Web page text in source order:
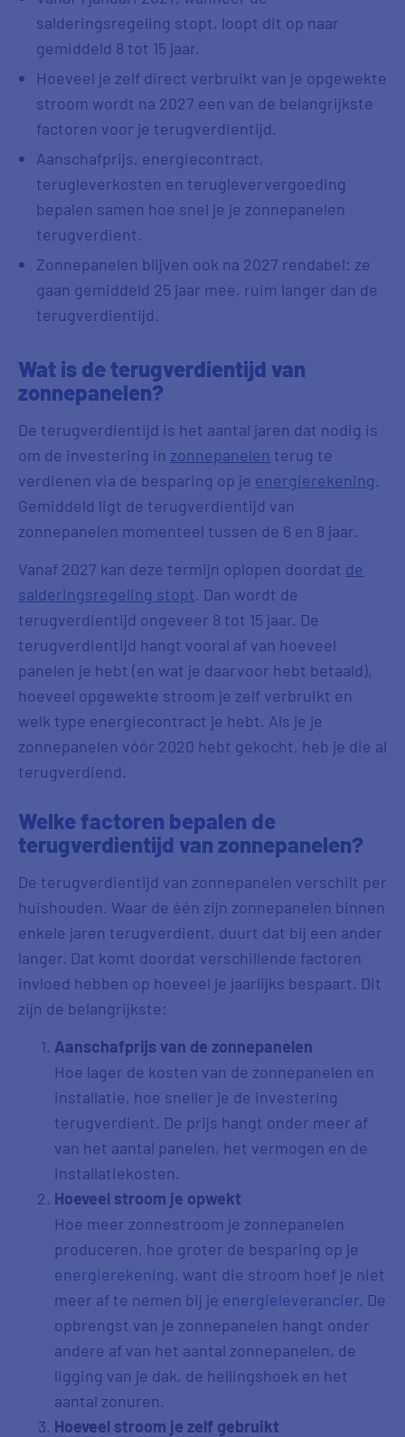
salderingsregeling stopt, loopt dit op naar
gemiddeld 8 tot 15 jaar.
Hoeveel je zelf direct verbruikt van je opgewekte
stroom wordt na 2027 een van de belangrijkste
factoren voor je terugverdientijd.
Aanschafprijs, energiecontract,
terugleverkosten en terugleververgoeding
bepalen samen hoe snel je je zonnepanelen
terugverdient.
Zonnepanelen blijven ook na 2027 rendabel: ze
gaan gemiddeld 25 jaar mee, ruim langer dan de
terugverdientijd.
Wat is de terugverdientijd van
zonnepanelen?
De terugverdientijd is het aantal jaren dat nodig is
om de investering in zonnepanelen terug te
verdienen via de besparing op je energierekening.
Gemiddeld ligt de terugverdientijd van
zonnepanelen momenteel tussen de 6 en 8 jaar.
Vanaf 2027 kan deze termijn oplopen doordat de
salderingsregeling stopt. Dan wordt de
terugverdientijd ongeveer 8 tot 15 jaar. De
terugverdientijd hangt vooral af van hoeveel
panelen je hebt (en wat je daarvoor hebt betaald),
hoeveel opgewekte stroom je zelf verbruikt en
welk type energiecontract je hebt. Als je je
zonnepanelen vóór 2020 hebt gekocht, heb je die al
terugverdiend.
Welke factoren bepalen de
terugverdientijd van zonnepanelen?
De terugverdientijd van zonnepanelen verschilt per
huishouden. Waar de één zijn zonnepanelen binnen
enkele jaren terugverdient, duurt dat bij een ander
langer. Dat komt doordat verschillende factoren
invloed hebben op hoeveel je jaarlijks bespaart. Dit
zijn de belangrijkste:
Aanschafprijs van de zonnepanelen
Hoe lager de kosten van de zonnepanelen en
installatie, hoe sneller je de investering
terugverdient. De prijs hangt onder meer af
van het aantal panelen, het vermogen en de
installatiekosten.
Hoeveel stroom je opwekt
Hoe meer zonnestroom je zonnepanelen
produceren, hoe groter de besparing op je
energierekening, want die stroom hoef je niet
meer af te nemen bij je energieleverancier. De
opbrengst van je zonnepanelen hangt onder
andere af van het aantal zonnepanelen, de
ligging van je dak, de hellingshoek en het
aantal zonuren.
Hoeveel stroom je zelf gebruikt